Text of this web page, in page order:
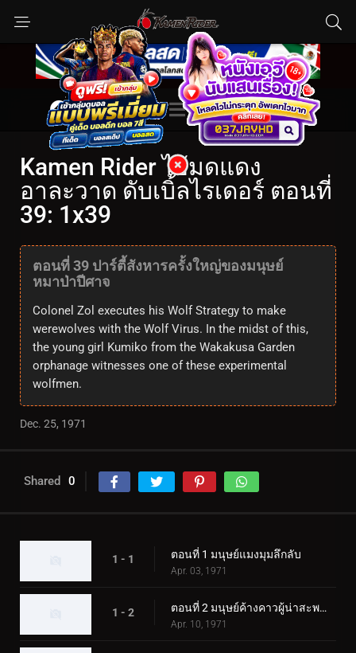
Kamen Rider ไอ้มดแดง
อาละวาด ดับเบิ้ลไรเดอร์ ตอนที่
39: 1x39
ตอนที่ 39 ปาร์ตี้สังหารครั้งใหญ่ของมนุษย์
หมาป่าปีศาจ
Colonel Zol executes his Wolf Strategy to make
werewolves with the Wolf Virus. In the midst of this,
the young girl Kumiko from the Wakakusa Garden
orphanage witnesses one of these experimental
wolfmen.
Dec. 25, 1971
Shared 0
1 - 1 ตอนที่ 1 มนุษย์แมงมุมลึกลับ
Apr. 03, 1971
1 - 2 ตอนที่ 2 มนุษย์ค้างคาวผู้น่าสะพรึงกลัว
Apr. 10, 1971